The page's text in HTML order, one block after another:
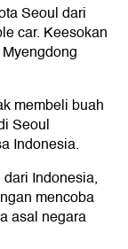
Seoul dari
car. Keesokan
membeli buah
Seoul
Indonesia.
Indonesia,
mencoba
asal negara